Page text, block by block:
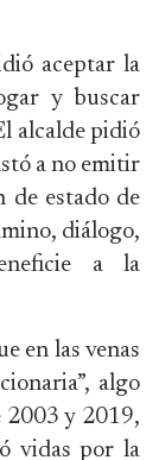
aceptar la
y buscar
alcalde pidió
a no emitir
de estado de
diálogo,
a la
en las venas
algo
2003 y 2019,
vidas por la